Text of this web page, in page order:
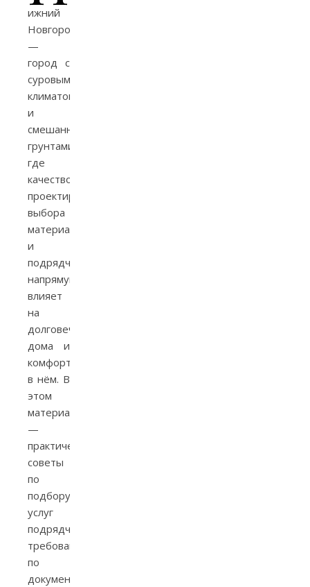
ижний
Новгород
—
город с
суровым
климатом
и
смешанными
грунтами,
где
качество
проектирования,
выбора
материалов
и
подрядчиков
напрямую
влияет
на
долговечность
дома и
комфорт
в нём. В
этом
материале
—
практические
советы
по
подбору
услуг
подрядчиков,
требования
по
документам,